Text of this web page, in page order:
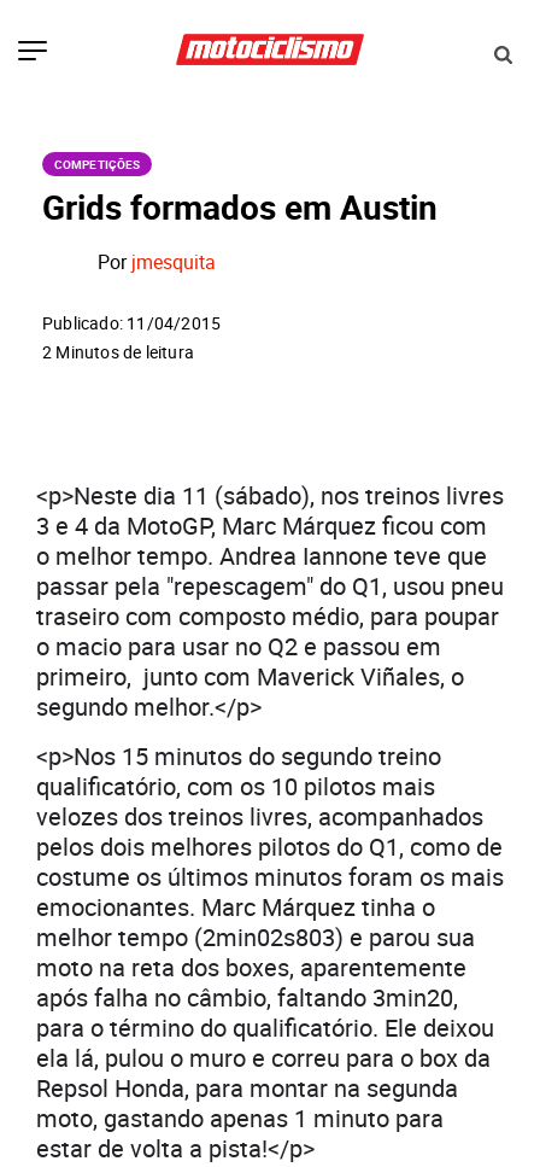
COMPETIÇÕES
Grids formados em Austin
Porjmesquita
Publicado: 11/04/2015
2 Minutos de leitura
<p>Neste dia 11 (sábado), nos treinos livres
3 e 4 da MotoGP, Marc Márquez ficou com
o melhor tempo. Andrea Iannone teve que
passar pela "repescagem" do Q1, usou pneu
traseiro com composto médio, para poupar
o macio para usar no Q2 e passou em
primeiro, junto com Maverick Viñales, o
segundo melhor.</p>
<p>Nos 15 minutos do segundo treino
qualificatório, com os 10 pilotos mais
velozes dos treinos livres, acompanhados
pelos dois melhores pilotos do Q1, como de
costume os últimos minutos foram os mais
emocionantes. Marc Márquez tinha o
melhor tempo (2min02s803) e parou sua
moto na reta dos boxes, aparentemente
após falha no câmbio, faltando 3min20,
para o término do qualificatório. Ele deixou
ela lá, pulou o muro e correu para o box da
Repsol Honda, para montar na segunda
moto, gastando apenas 1 minuto para
estar de volta a pista!</p>